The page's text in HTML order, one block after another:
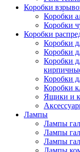
Коробки
Коробки
Коробки
Коробки
Коробки
Коробки
Коробки
Коробки
Коробки
Ящики и
Лампы
Лампы
Лампы
Лампы
Лампы